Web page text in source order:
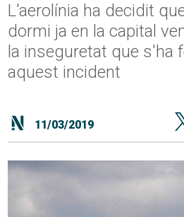
L'aerolínia ha decidit
dormi ja en la capital
la inseguretat que s'ha
aquest incident
11/03/2019